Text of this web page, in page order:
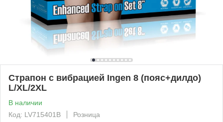
Страпон с вибрацией Ingen 8 (пояс+дилдо)
L/XL/2XL
В наличии
Код: LV715401B
Розница